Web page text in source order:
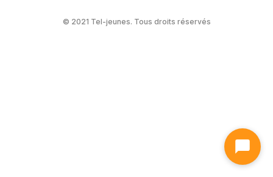
© 2021 Tel-jeunes. Tous droits réservés